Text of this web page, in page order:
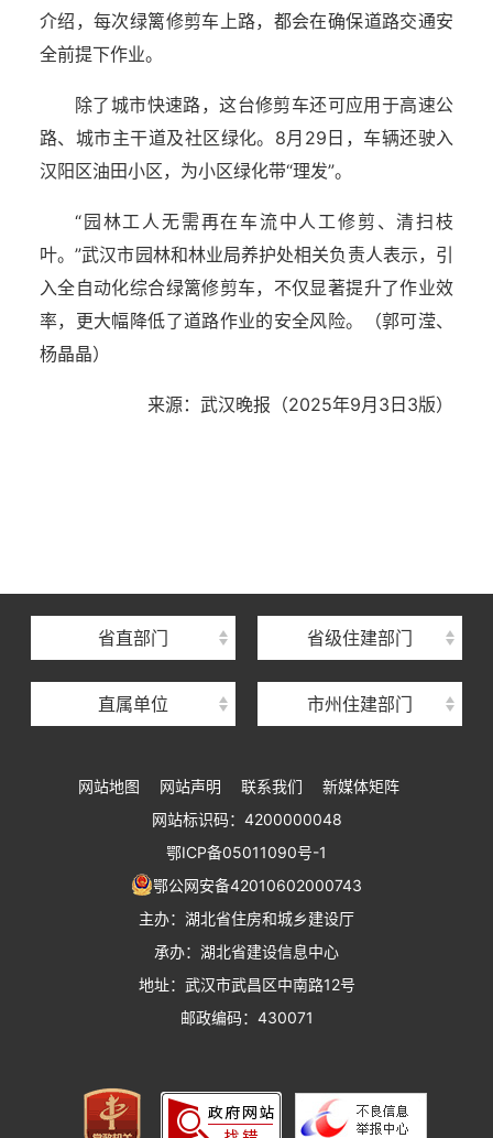
介绍，每次绿篱修剪车上路，都会在确保道路交通安
全前提下作业。
除了城市快速路，这台修剪车还可应用于高速公
路、城市主干道及社区绿化。8月29日，车辆还驶入
汉阳区油田小区，为小区绿化带“理发”。
“园林工人无需再在车流中人工修剪、清扫枝
叶。”武汉市园林和林业局养护处相关负责人表示，引
入全自动化综合绿篱修剪车，不仅显著提升了作业效
率，更大幅降低了道路作业的安全风险。（郭可滢、
杨晶晶）
来源：武汉晚报（2025年9月3日3版）
省直部门 省级住建部门
直属单位
湖北省住房保障中心
湖北省建设工程质量安全监督总站
湖北省建设工程标准定额管理总站
湖北省住建厅执业资格注册中心
湖北省城乡建设发展中心
湖北城市建设职业技术学院
市州住建部门
网站地图 网站声明 联系我们
新媒体矩阵
网站标识码：4200000048
鄂ICP备05011090号-1
鄂公网安备42010602000743
主办：湖北省住房和城乡建设厅
承办：湖北省建设信息中心
地址：武汉市武昌区中南路12号
邮政编码：430071